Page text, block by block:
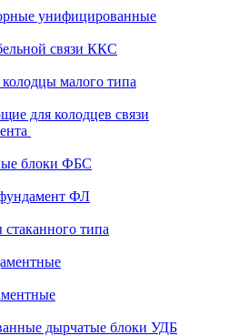
унифицированные
связи ККС
малого типа
для колодцев связи
блоки ФБС
ФЛ
типа
дырчатые блоки УДБ